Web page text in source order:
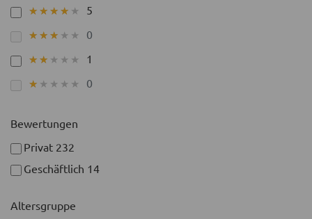
★★★★★
★★★★★ 5
★★★★★
★★★★★ 0
★★★★★
★★★★★ 1
★★★★★
★★★★★ 0
Bewertungen
Privat 232
Geschäftlich 14
Altersgruppe